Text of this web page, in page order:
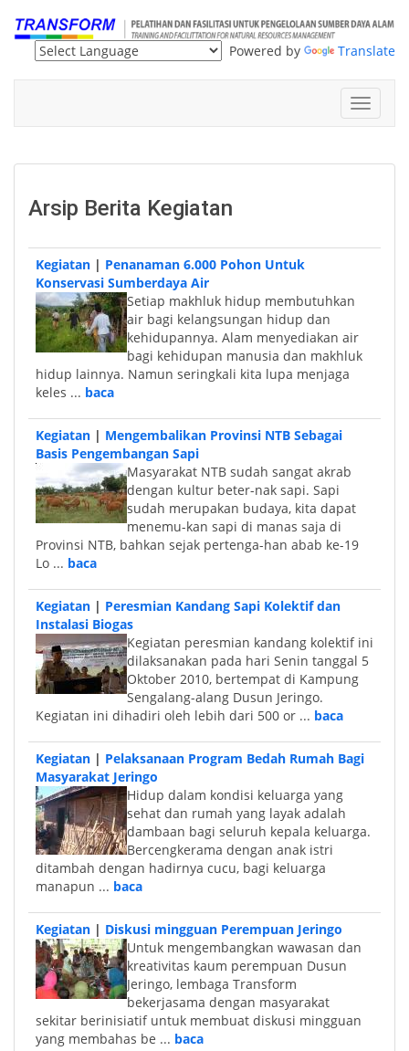
Powered by Translate
Toggle
Arsip Berita Kegiatan
Kegiatan | Penanaman 6.000 Pohon Untuk
Konservasi Sumberdaya Air
Setiap makhluk hidup membutuhkan
air bagi kelangsungan hidup dan
kehidupannya. Alam menyediakan air
bagi kehidupan manusia dan makhluk
hidup lainnya. Namun seringkali kita lupa menjaga
keles ... baca
Kegiatan | Mengembalikan Provinsi NTB Sebagai
Basis Pengembangan Sapi
Masyarakat NTB sudah sangat akrab
dengan kultur beter-nak sapi. Sapi
sudah merupakan budaya, kita dapat
menemu-kan sapi di manas saja di
Provinsi NTB, bahkan sejak pertenga-han abab ke-19
Lo ... baca
Kegiatan | Peresmian Kandang Sapi Kolektif dan
Instalasi Biogas
Kegiatan peresmian kandang kolektif ini
dilaksanakan pada hari Senin tanggal 5
Oktober 2010, bertempat di Kampung
Sengalang-alang Dusun Jeringo.
Kegiatan ini dihadiri oleh lebih dari 500 or ... baca
Kegiatan | Pelaksanaan Program Bedah Rumah Bagi
Masyarakat Jeringo
Hidup dalam kondisi keluarga yang
sehat dan rumah yang layak adalah
dambaan bagi seluruh kepala keluarga.
Bercengkerama dengan anak istri
ditambah dengan hadirnya cucu, bagi keluarga
manapun ... baca
Kegiatan | Diskusi mingguan Perempuan Jeringo
Untuk mengembangkan wawasan dan
kreativitas kaum perempuan Dusun
Jeringo, lembaga Transform
bekerjasama dengan masyarakat
sekitar berinisiatif untuk membuat diskusi mingguan
yang membahas be ... baca